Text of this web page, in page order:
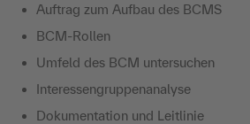
Auftrag zum Aufbau des BCMS
BCM-Rollen
Umfeld des BCM untersuchen
Interessengruppenanalyse
Dokumentation und Leitlinie